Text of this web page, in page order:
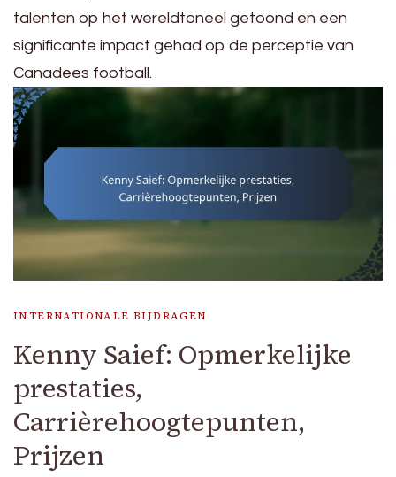
talenten op het wereldtoneel getoond en een
significante impact gehad op de perceptie van
Canadees football.
INTERNATIONALE BIJDRAGEN
Kenny Saief: Opmerkelijke
prestaties,
Carrièrehoogtepunten,
Prijzen